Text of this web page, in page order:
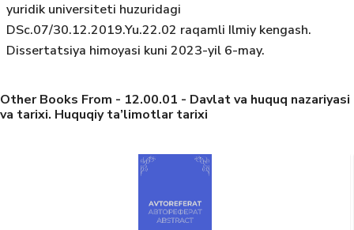
yuridik universiteti huzuridagi
DSc.07/30.12.2019.Yu.22.02 raqamli Ilmiy kengash.
Dissertatsiya himoyasi kuni 2023-yil 6-may.
Other Books From - 12.00.01 - Davlat va huquq nazariyasi
va tarixi. Huquqiy ta’limotlar tarixi